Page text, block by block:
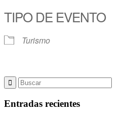
TIPO DE EVENTO
Turismo
Entradas recientes